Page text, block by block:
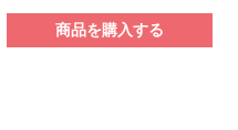
商品を購入する